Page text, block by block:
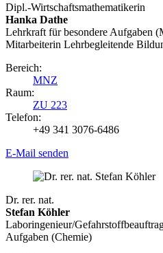
Dipl.-Wirtschaftsmathematikerin
Hanka Dathe
Lehrkraft für besondere Aufgaben
Mitarbeiterin Lehrbegleitende
Bereich:
MNZ
Raum:
ZU 223
Telefon:
+49 341 3076-6486
E-Mail senden
Dr. rer. nat.
Stefan Köhler
Laboringenieur/
Aufgaben (Chemie)